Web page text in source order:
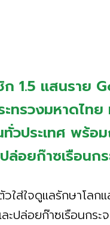
ก 1.5 แสนราย
ทรวงมหาดไท
วประเทศ พร้อ
ล่อยก๊าซเรือนก
ใส่ใจดูแลรักษาโลก
ะปล่อยก๊าซเรือนกร